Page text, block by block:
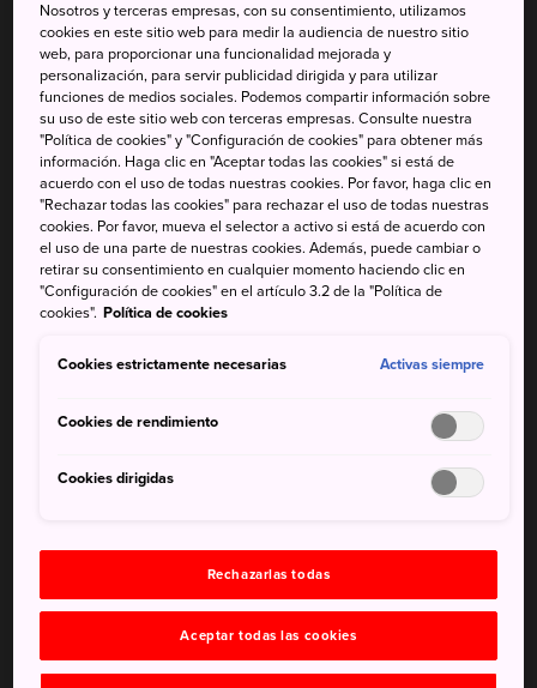
PALABRAS CLAVE MAPA
Viaja a través del tiempo hasta
el Japón feudal
Este venerado festival invernal —celebrado desde el
siglo XII— se organiza del 15 al 18 de diciembre. Gracias a
la riqueza de sus tradiciones y a sus trajes auténticos,
diferentes etapas de la cultura japonesa.
No te pierdas
El gran número de artes escénicas tradicionales
que los visitantes no encontrarán fácilmente en
otros lugares
Las muestras de trajes auténticos de diferentes
períodos
Nosotros y terceras empresas, con su consentimiento, utilizamos
cookies en este sitio web para medir la audiencia de nuestro sitio
web, para proporcionar una funcionalidad mejorada y
personalización, para servir publicidad dirigida y para utilizar
funciones de medios sociales. Podemos compartir información sobre
su uso de este sitio web con terceras empresas. Consulte nuestra
"Política de cookies" y "Configuración de cookies" para obtener más
información. Haga clic en "Aceptar todas las cookies" si está de
acuerdo con el uso de todas nuestras cookies. Por favor, haga clic en
"Rechazar todas las cookies" para rechazar el uso de todas nuestras
cookies. Por favor, mueva el selector a activo si está de acuerdo con
el uso de una parte de nuestras cookies. Además, puede cambiar o
retirar su consentimiento en cualquier momento haciendo clic en
"Configuración de cookies" en el artículo 3.2 de la "Política de
cookies". Política de cookies
Cookies estrictamente necesarias Activas siempre
Cookies de rendimiento
Cookies dirigidas
Rechazarlas todas
Aceptar todas las cookies